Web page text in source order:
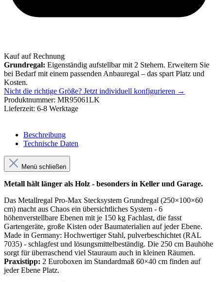
Kauf auf Rechnung
Grundregal: Eigenständig aufstellbar mit 2 Stehern. Erweitern Sie
bei Bedarf mit einem passenden Anbauregal – das spart Platz und
Kosten.
Nicht die richtige Größe? Jetzt individuell konfigurieren →
Produktnummer: MR95061LK
Lieferzeit: 6-8 Werktage
Beschreibung
Technische Daten
Menü schließen
Metall hält länger als Holz - besonders in Keller und Garage.
Das Metallregal Pro-Max Stecksystem Grundregal (250×100×60
cm) macht aus Chaos ein übersichtliches System - 6
höhenverstellbare Ebenen mit je 150 kg Fachlast, die fasst
Gartengeräte, große Kisten oder Baumaterialien auf jeder Ebene.
Made in Germany: Hochwertiger Stahl, pulverbeschichtet (RAL
7035) - schlagfest und lösungsmittelbeständig. Die 250 cm Bauhöhe
sorgt für überraschend viel Stauraum auch in kleinen Räumen.
Praxistipp: 2 Euroboxen im Standardmaß 60×40 cm finden auf
jeder Ebene Platz.